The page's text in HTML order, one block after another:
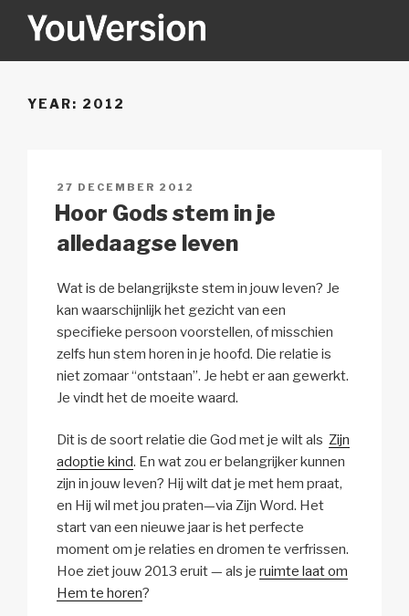
YOUVERSION
YEAR: 2012
GEPLAATST
OP
27 DECEMBER 2012
Hoor Gods stem in je
alledaagse leven
Wat is de belangrijkste stem in jouw leven? Je
kan waarschijnlijk het gezicht van een
specifieke persoon voorstellen, of misschien
zelfs hun stem horen in je hoofd. Die relatie is
niet zomaar “ontstaan”. Je hebt er aan gewerkt.
Je vindt het de moeite waard.
Dit is de soort relatie die God met je wilt als Zijn
adoptie kind. En wat zou er belangrijker kunnen
zijn in jouw leven? Hij wilt dat je met hem praat,
en Hij wil met jou praten—via Zijn Word. Het
start van een nieuwe jaar is het perfecte
moment om je relaties en dromen te verfrissen.
Hoe ziet jouw 2013 eruit — als je ruimte laat om
Hem te horen?